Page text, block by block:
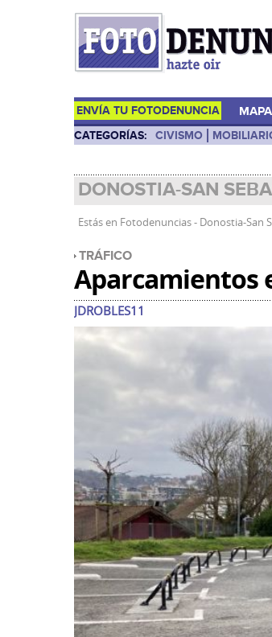
ENVÍA TU FOTODENUNCIA MAPA
CATEGORÍAS: CIVISMO
DONOSTIA-SAN
Estás en Fotodenuncias- Donostia-San
TRÁFICO
Aparcamientos
JDROBLES11